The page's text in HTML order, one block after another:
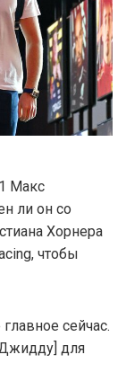
Макс
ли он со
Хорнера
чтобы
сейчас.
для